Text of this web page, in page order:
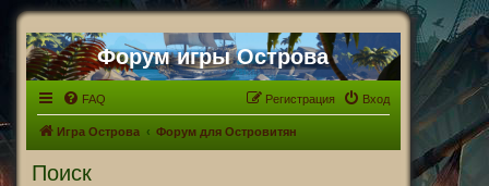
Форум игры Острова
FAQ Вход
Регистрация
Игра Острова Форум для Островитян
Поиск